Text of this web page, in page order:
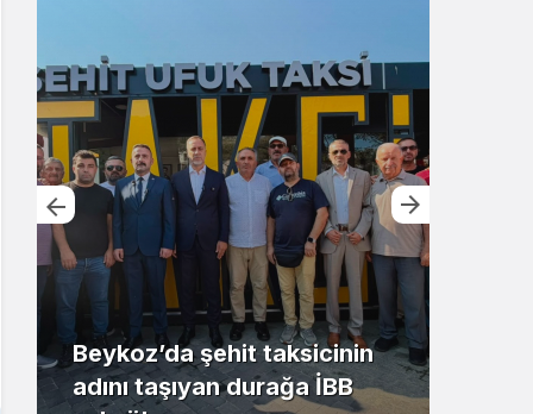
Beykoz’da şehit taksicinin
adını taşıyan durağa İBB